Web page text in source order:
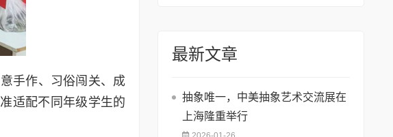
手作、习俗闯关、成
适配不同年级学生的
最新文章
抽象唯一，中美抽象艺术交流展在
上海隆重举行